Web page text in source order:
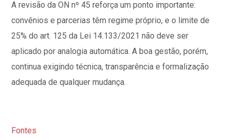
A revisão da ON nº 45 reforça um ponto importante:
convênios e parcerias têm regime próprio, e o limite de
25% do art. 125 da Lei 14.133/2021 não deve ser
aplicado por analogia automática. A boa gestão, porém,
continua exigindo técnica, transparência e formalização
adequada de qualquer mudança.
Fontes